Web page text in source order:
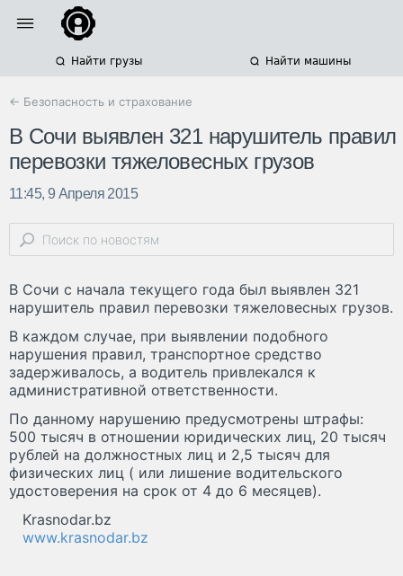
Найти грузы Найти машины
← Безопасность и страхование
В Сочи выявлен 321 нарушитель правил
перевозки тяжеловесных грузов
11:45, 9 Апреля 2015
В Сочи с начала текущего года был выявлен 321
нарушитель правил перевозки тяжеловесных грузов.
В каждом случае, при выявлении подобного
нарушения правил, транспортное средство
задерживалось, а водитель привлекался к
административной ответственности.
По данному нарушению предусмотрены штрафы:
500 тысяч в отношении юридических лиц, 20 тысяч
рублей на должностных лиц и 2,5 тысяч для
физических лиц ( или лишение водительского
удостоверения на срок от 4 до 6 месяцев).
Krasnodar.bz
www.krasnodar.bz